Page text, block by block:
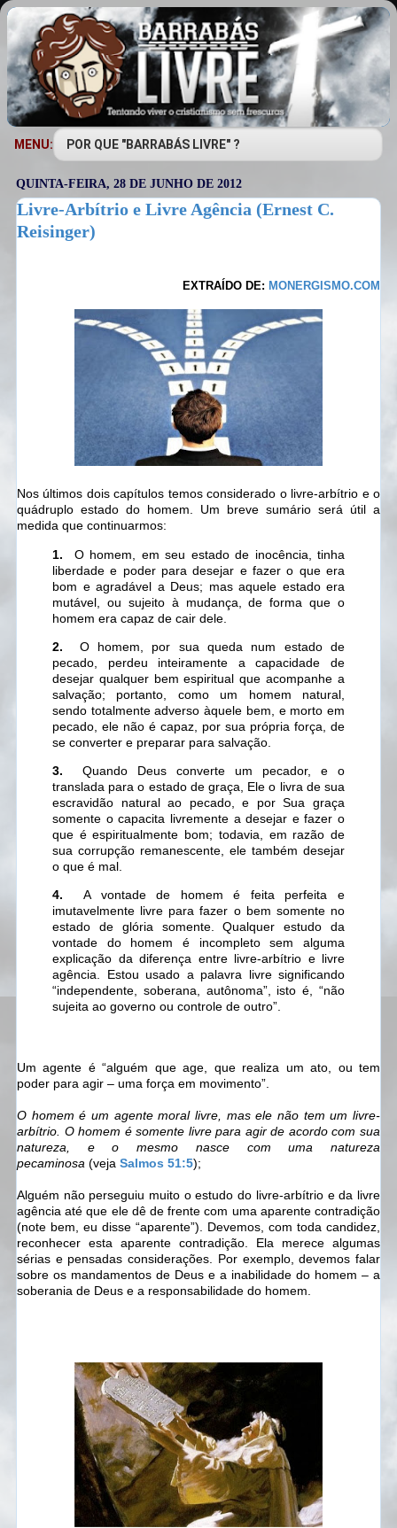
MENU:
QUINTA-FEIRA, 28 DE JUNHO DE 2012
Livre-Arbítrio e Livre Agência (Ernest C.
Reisinger)
EXTRAÍDO DE: MONERGISMO.COM
Nos últimos dois capítulos temos considerado o livre-arbítrio e o
quádruplo estado do homem. Um breve sumário será útil a
medida que continuarmos:
1.
O homem, em seu estado de inocência, tinha
liberdade e poder para desejar e fazer o que era
bom e agradável a Deus; mas aquele estado era
mutável, ou sujeito à mudança, de forma que o
homem era capaz de cair dele.
2.
O homem, por sua queda num estado de
pecado, perdeu inteiramente a capacidade de
desejar qualquer bem espiritual que acompanhe a
salvação; portanto, como um homem natural,
sendo totalmente adverso àquele bem, e morto em
pecado, ele não é capaz, por sua própria força, de
se converter e preparar para salvação.
3.
Quando Deus converte um pecador, e o
translada para o estado de graça, Ele o livra de sua
escravidão natural ao pecado, e por Sua graça
somente o capacita livremente a desejar e fazer o
que é espiritualmente bom; todavia, em razão de
sua corrupção remanescente, ele também desejar
o que é mal.
4.A vontade de homem é feita perfeita e
imutavelmente livre para fazer o bem somente no
estado de glória somente. Qualquer estudo da
vontade do homem é incompleto sem alguma
explicação da diferença entre livre-arbítrio e livre
agência. Estou usado a palavra livre significando
“independente, soberana, autônoma”, isto é, “não
sujeita ao governo ou controle de outro”.
Um agente é “alguém que age, que realiza um ato, ou tem
poder para agir – uma força em movimento”.
O homem é um agente moral livre, mas ele não tem um livre-
arbítrio. O homem é somente livre para agir de acordo com sua
natureza, e o mesmo nasce com uma natureza
pecaminosa (veja Salmos 51:5);
Alguém não perseguiu muito o estudo do livre-arbítrio e da livre
agência até que ele dê de frente com uma aparente contradição
(note bem, eu disse “aparente”). Devemos, com toda candidez,
reconhecer esta aparente contradição. Ela merece algumas
sérias e pensadas considerações. Por exemplo, devemos falar
sobre os mandamentos de Deus e a inabilidade do homem – a
soberania de Deus e a responsabilidade do homem.